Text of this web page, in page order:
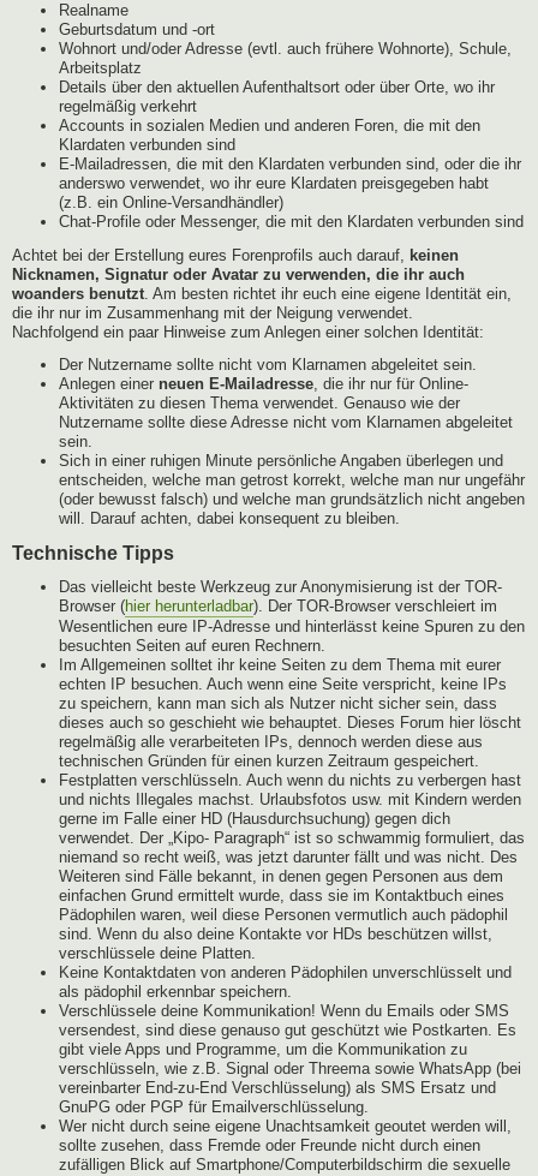
Realname
Geburtsdatum und -ort
Wohnort und/oder Adresse (evtl. auch frühere Wohnorte), Schule,
Arbeitsplatz
Details über den aktuellen Aufenthaltsort oder über Orte, wo ihr
regelmäßig verkehrt
Accounts in sozialen Medien und anderen Foren, die mit den
Klardaten verbunden sind
E-Mailadressen, die mit den Klardaten verbunden sind, oder die ihr
anderswo verwendet, wo ihr eure Klardaten preisgegeben habt
(z.B. ein Online-Versandhändler)
Chat-Profile oder Messenger, die mit den Klardaten verbunden sind
Achtet bei der Erstellung eures Forenprofils auch darauf, keinen
Nicknamen, Signatur oder Avatar zu verwenden, die ihr auch
woanders benutzt. Am besten richtet ihr euch eine eigene Identität ein,
die ihr nur im Zusammenhang mit der Neigung verwendet.
Nachfolgend ein paar Hinweise zum Anlegen einer solchen Identität:
Der Nutzername sollte nicht vom Klarnamen abgeleitet sein.
Anlegen einer neuen E-Mailadresse , die ihr nur für Online-
Aktivitäten zu diesen Thema verwendet. Genauso wie der
Nutzername sollte diese Adresse nicht vom Klarnamen abgeleitet
sein.
Sich in einer ruhigen Minute persönliche Angaben überlegen und
entscheiden, welche man getrost korrekt, welche man nur ungefähr
(oder bewusst falsch) und welche man grundsätzlich nicht angeben
will. Darauf achten, dabei konsequent zu bleiben.
Technische Tipps
Das vielleicht beste Werkzeug zur Anonymisierung ist der TOR-
Browser (hier herunterladbar). Der TOR-Browser verschleiert im
Wesentlichen eure IP-Adresse und hinterlässt keine Spuren zu den
besuchten Seiten auf euren Rechnern.
Im Allgemeinen solltet ihr keine Seiten zu dem Thema mit eurer
echten IP besuchen. Auch wenn eine Seite verspricht, keine IPs
zu speichern, kann man sich als Nutzer nicht sicher sein, dass
dieses auch so geschieht wie behauptet. Dieses Forum hier löscht
regelmäßig alle verarbeiteten IPs, dennoch werden diese aus
technischen Gründen für einen kurzen Zeitraum gespeichert.
Festplatten verschlüsseln. Auch wenn du nichts zu verbergen hast
und nichts Illegales machst. Urlaubsfotos usw. mit Kindern werden
gerne im Falle einer HD (Hausdurchsuchung) gegen dich
verwendet. Der „Kipo- Paragraph“ ist so schwammig formuliert, das
niemand so recht weiß, was jetzt darunter fällt und was nicht. Des
Weiteren sind Fälle bekannt, in denen gegen Personen aus dem
einfachen Grund ermittelt wurde, dass sie im Kontaktbuch eines
Pädophilen waren, weil diese Personen vermutlich auch pädophil
sind. Wenn du also deine Kontakte vor HDs beschützen willst,
verschlüssele deine Platten.
Keine Kontaktdaten von anderen Pädophilen unverschlüsselt und
als pädophil erkennbar speichern.
Verschlüssele deine Kommunikation! Wenn du Emails oder SMS
versendest, sind diese genauso gut geschützt wie Postkarten. Es
gibt viele Apps und Programme, um die Kommunikation zu
verschlüsseln, wie z.B. Signal oder Threema sowie WhatsApp (bei
vereinbarter End-zu-End Verschlüsselung) als SMS Ersatz und
GnuPG oder PGP für Emailverschlüsselung.
Wer nicht durch seine eigene Unachtsamkeit geoutet werden will,
sollte zusehen, dass Fremde oder Freunde nicht durch einen
zufälligen Blick auf Smartphone/Computerbildschirm die sexuelle